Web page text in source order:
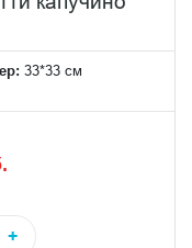
33*33 см
+